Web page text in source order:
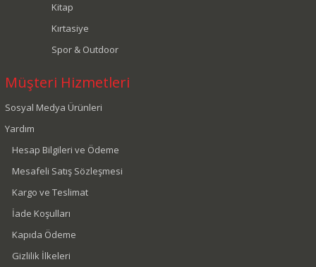
Kitap
Kırtasiye
Spor & Outdoor
Müşteri Hizmetleri
Sosyal Medya Ürünleri
Yardım
Hesap Bilgileri ve Ödeme
Mesafeli Satış Sözleşmesi
Kargo ve Teslimat
İade Koşulları
Kapıda Ödeme
Gizlilik İlkeleri